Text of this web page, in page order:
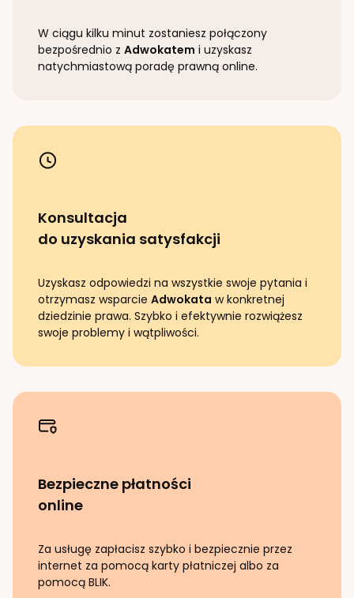
W ciągu kilku minut zostaniesz połączony
bezpośrednio z Adwokatem i uzyskasz
natychmiastową poradę prawną online.
Konsultacja
do uzyskania satysfakcji
Uzyskasz odpowiedzi na wszystkie swoje pytania i
otrzymasz wsparcie Adwokata w konkretnej
dziedzinie prawa. Szybko i efektywnie rozwiążesz
swoje problemy i wątpliwości.
Bezpieczne płatności
online
Za usługę zapłacisz szybko i bezpiecznie przez
internet za pomocą karty płatniczej albo za
pomocą BLIK.